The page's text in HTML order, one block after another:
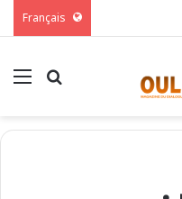
بحث